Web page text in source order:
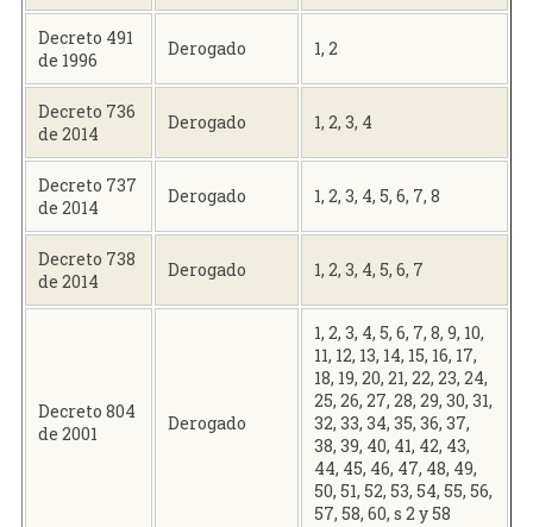
Decreto 491
de 1996
Derogado 1, 2
Decreto 736
de 2014
Derogado 1, 2, 3, 4
Decreto 737
de 2014
Derogado 1, 2, 3, 4, 5, 6, 7, 8
Decreto 738
de 2014
Derogado 1, 2, 3, 4, 5, 6, 7
Decreto 804
de 2001
Derogado
1, 2, 3, 4, 5, 6, 7, 8, 9, 10,
11, 12, 13, 14, 15, 16, 17,
18, 19, 20, 21, 22, 23, 24,
25, 26, 27, 28, 29, 30, 31,
32, 33, 34, 35, 36, 37,
38, 39, 40, 41, 42, 43,
44, 45, 46, 47, 48, 49,
50, 51, 52, 53, 54, 55, 56,
57, 58, 60, s 2 y 58